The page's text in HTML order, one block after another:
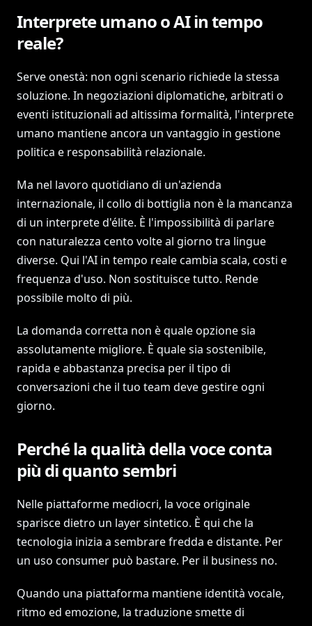
Interprete umano o AI in tempo
reale?
Serve onestà: non ogni scenario richiede la stessa
soluzione. In negoziazioni diplomatiche, arbitrati o
eventi istituzionali ad altissima formalità, l'interprete
umano mantiene ancora un vantaggio in gestione
politica e responsabilità relazionale.
Ma nel lavoro quotidiano di un'azienda
internazionale, il collo di bottiglia non è la mancanza
di un interprete d'élite. È l'impossibilità di parlare
con naturalezza cento volte al giorno tra lingue
diverse. Qui l'AI in tempo reale cambia scala, costi e
frequenza d'uso. Non sostituisce tutto. Rende
possibile molto di più.
La domanda corretta non è quale opzione sia
assolutamente migliore. È quale sia sostenibile,
rapida e abbastanza precisa per il tipo di
conversazioni che il tuo team deve gestire ogni
giorno.
Perché la qualità della voce conta
più di quanto sembri
Nelle piattaforme mediocri, la voce originale
sparisce dietro un layer sintetico. È qui che la
tecnologia inizia a sembrare fredda e distante. Per
un uso consumer può bastare. Per il business no.
Quando una piattaforma mantiene identità vocale,
ritmo ed emozione, la traduzione smette di